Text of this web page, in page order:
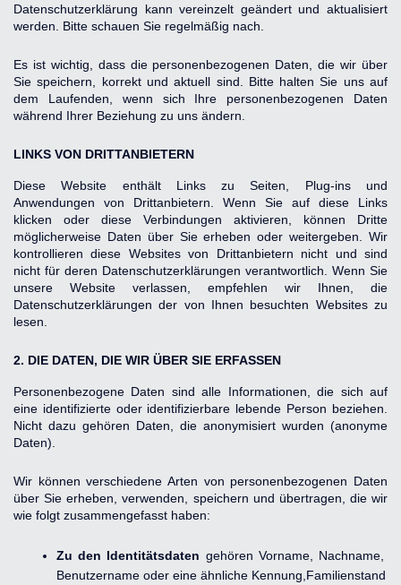
Datenschutzerklärung kann vereinzelt geändert und aktualisiert
werden. Bitte schauen Sie regelmäßig nach.
Es ist wichtig, dass die personenbezogenen Daten, die wir über
Sie speichern, korrekt und aktuell sind. Bitte halten Sie uns auf
dem Laufenden, wenn sich Ihre personenbezogenen Daten
während Ihrer Beziehung zu uns ändern.
LINKS VON DRITTANBIETERN
Diese Website enthält Links zu Seiten, Plug-ins und
Anwendungen von Drittanbietern. Wenn Sie auf diese Links
klicken oder diese Verbindungen aktivieren, können Dritte
möglicherweise Daten über Sie erheben oder weitergeben. Wir
kontrollieren diese Websites von Drittanbietern nicht und sind
nicht für deren Datenschutzerklärungen verantwortlich. Wenn Sie
unsere Website verlassen, empfehlen wir Ihnen, die
Datenschutzerklärungen der von Ihnen besuchten Websites zu
lesen.
2. DIE DATEN, DIE WIR ÜBER SIE ERFASSEN
Personenbezogene Daten sind alle Informationen, die sich auf
eine identifizierte oder identifizierbare lebende Person beziehen.
Nicht dazu gehören Daten, die anonymisiert wurden (anonyme
Daten).
Wir können verschiedene Arten von personenbezogenen Daten
über Sie erheben, verwenden, speichern und übertragen, die wir
wie folgt zusammengefasst haben:
Zu den Identitätsdaten gehören Vorname, Nachname,
Benutzername oder eine ähnliche Kennung,Familienstand